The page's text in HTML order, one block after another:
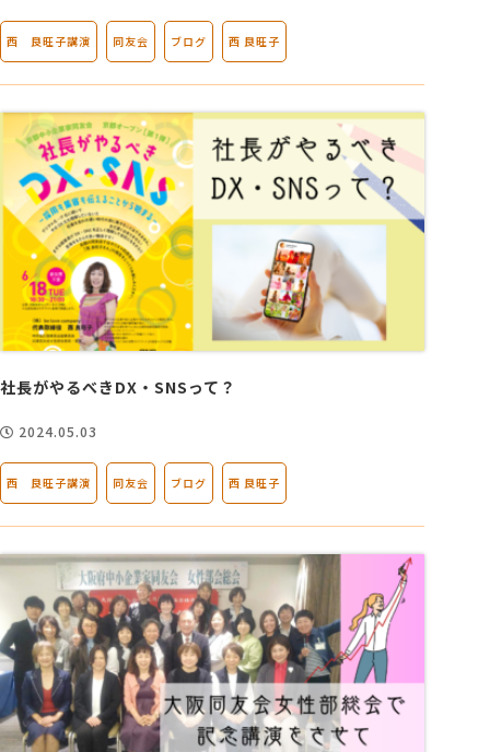
西 良旺子講演 同友会 ブログ 西 良旺子
社長がやるべきDX・SNSって？
2024.05.03
西 良旺子講演 同友会 ブログ 西 良旺子